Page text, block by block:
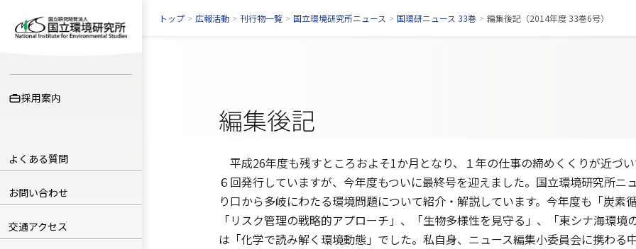
採用案内
よくある質問
お問い合わせ
交通アクセス
トップ > 広報活動 > 刊行物一覧 > 国立環境研究所ニュース > 国環研ニュース 33巻 > 編集後記（2014年度 33巻6号）
編集後記
平成26年度も残すところおよそ1か月となり、１年の仕事の締めくくりが近づ
６回発行していますが、今年度もついに最終号を迎えました。国立環境研究所ニ
り口から多岐にわたる環境問題について紹介・解説しています。今年度も「炭素
「リスク管理の戦略的アプローチ」、「生物多様性を見守る」、「東シナ海環
は「化学で読み解く環境動態」でした。私自身、ニュース編集小委員会に携わる